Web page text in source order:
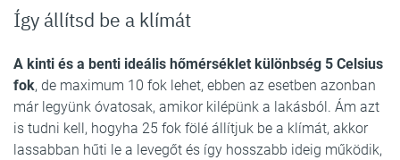
Így állítsd be a klímát
A kinti és a benti ideális hőmérséklet különbség 5 Celsius
fok, de maximum 10 fok lehet, ebben az esetben azonban
már legyünk óvatosak, amikor kilépünk a lakásból. Ám azt
is tudni kell, hogyha 25 fok fölé állítjuk be a klímát, akkor
lassabban hűti le a levegőt és így hosszabb ideig működik,